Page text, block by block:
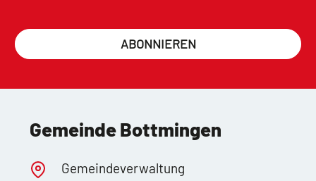
ABONNIEREN
Gemeinde Bottmingen
Gemeindeverwaltung